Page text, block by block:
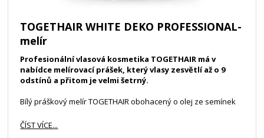
TOGETHAIR WHITE DEKO PROFESSIONAL-
melír
Profesionální vlasová kosmetika TOGETHAIR má v
nabídce melírovací prášek, který vlasy zesvětlí až o 9
odstínů a přitom je velmi šetrný.
Bílý práškový melír TOGETHAIR obohacený o olej ze semínek
Působí pozvolně a tím usnadňuje kontrolu nad jednotlivými
ČÍST VÍCE...